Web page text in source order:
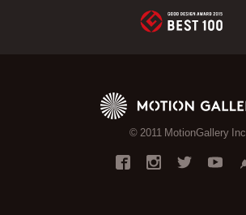
© 2011 MotionGallery Inc.